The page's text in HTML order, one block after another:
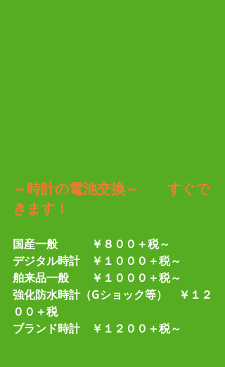
～時計の電池交換～　　すぐで
きます！
国産一般　　　￥８００＋税～
デジタル時計　￥１０００＋税～
舶来品一般　　￥１０００＋税～
強化防水時計（Gショック等）　￥１２
００＋税
ブランド時計　￥１２００＋税～